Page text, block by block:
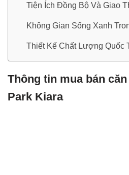
Tiện Ích Đồng Bộ Và Giao
Không Gian Sống Xanh
Thiết Kế Chất Lượng Quốc
Thông tin mua bán
Park Kiara